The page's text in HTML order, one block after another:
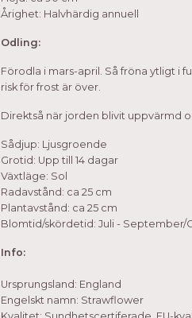
Årighet: Halvhärdig annuell
Odling:
Förodla i mars-april. Så fröna ytligt i
risk för frost är över.
Direktså när jorden blivit uppvärmd
Sådjup: Ljusgroende
Grotid: Upp till 14 dagar
Växtläge: Sol
Radavstånd: ca 25 cm
Plantavstånd: ca 25 cm
Blomtid/skördetid: Juli - September/
Info:
Ursprungsland: England
Engelskt namn: Strawflower